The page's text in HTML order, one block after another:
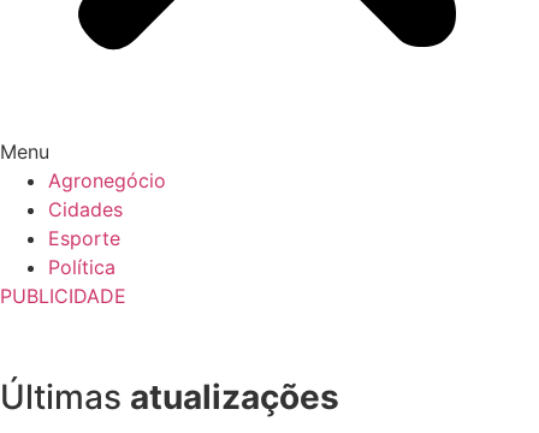
Menu
Agronegócio
Cidades
Esporte
Política
PUBLICIDADE
Últimas atualizações